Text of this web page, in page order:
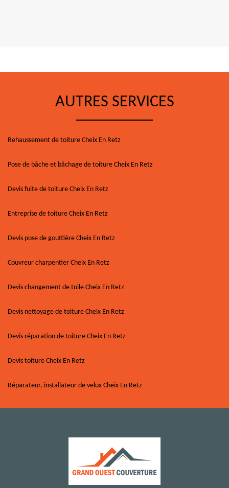
AUTRES SERVICES
Rehaussement de toiture Cheix En Retz
Pose de bâche et bâchage de toiture Cheix En Retz
Devis fuite de toiture Cheix En Retz
Entreprise de toiture Cheix En Retz
Devis pose de gouttière Cheix En Retz
Couvreur charpentier Cheix En Retz
Devis changement de tuile Cheix En Retz
Devis nettoyage de toiture Cheix En Retz
Devis réparation de toiture Cheix En Retz
Devis toiture Cheix En Retz
Réparateur, installateur de velux Cheix En Retz